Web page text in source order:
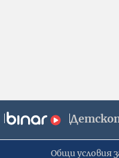
Общи условия